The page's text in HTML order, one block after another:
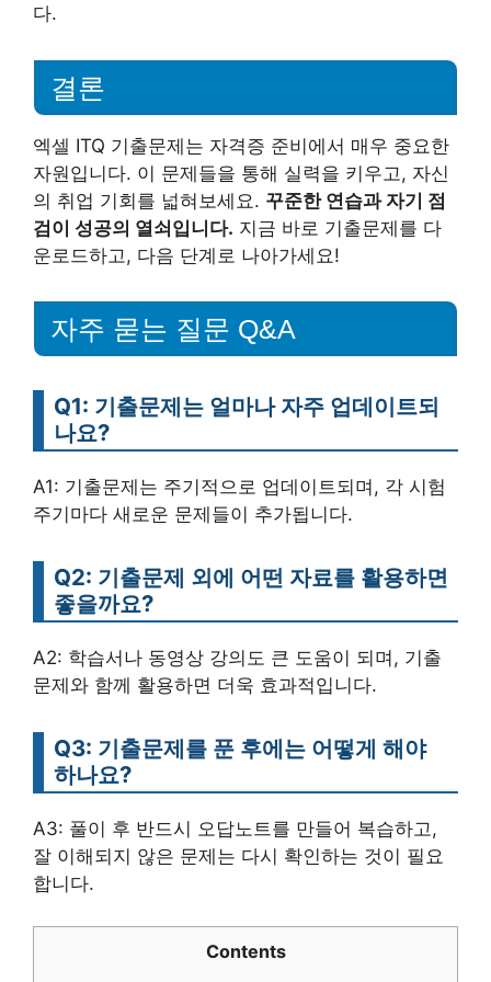
다.
결론
엑셀 ITQ 기출문제는 자격증 준비에서 매우 중요한
자원입니다. 이 문제들을 통해 실력을 키우고, 자신
의 취업 기회를 넓혀보세요. 꾸준한 연습과 자기 점
검이 성공의 열쇠입니다. 지금 바로 기출문제를 다
운로드하고, 다음 단계로 나아가세요!
자주 묻는 질문 Q&A
Q1: 기출문제는 얼마나 자주 업데이트되
나요?
A1: 기출문제는 주기적으로 업데이트되며, 각 시험
주기마다 새로운 문제들이 추가됩니다.
Q2: 기출문제 외에 어떤 자료를 활용하면
좋을까요?
A2: 학습서나 동영상 강의도 큰 도움이 되며, 기출
문제와 함께 활용하면 더욱 효과적입니다.
Q3: 기출문제를 푼 후에는 어떻게 해야
하나요?
A3: 풀이 후 반드시 오답노트를 만들어 복습하고,
잘 이해되지 않은 문제는 다시 확인하는 것이 필요
합니다.
Contents